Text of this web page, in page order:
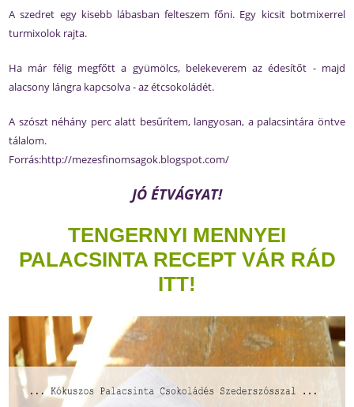
A szedret egy kisebb lábasban felteszem főni. Egy kicsit botmixerrel
turmixolok rajta.
Ha már félig megfőtt a gyümölcs, belekeverem az édesítőt - majd
alacsony lángra kapcsolva - az étcsokoládét.
A szószt néhány perc alatt besűrítem, langyosan, a palacsintára öntve
tálalom.
Forrás:http://mezesfinomsagok.blogspot.com/
JÓ ÉTVÁGYAT!
TENGERNYI MENNYEI
PALACSINTA RECEPT VÁR RÁD
ITT!